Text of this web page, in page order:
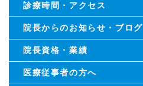
診療時間・アクセス
院長からのお知らせ・ブログ
院長資格・業績
医療従事者の方へ